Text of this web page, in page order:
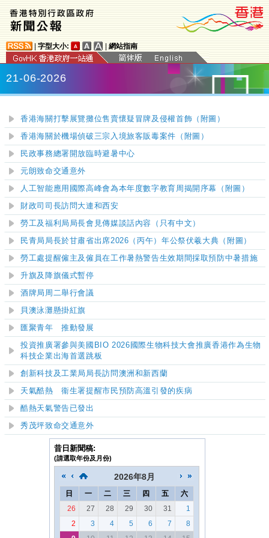
字型大小: 網站指南
21-06-2026
香港海關打擊展覽攤位售賣懷疑冒牌及侵權首飾（附圖）
香港海關於機場偵破三宗入境旅客販毒案件（附圖）
民政事務總署開放臨時避暑中心
元朗致命交通意外
人工智能應用國際高峰會為本年度數字教育周揭開序幕（附圖）
財政司司長訪問大連和西安
勞工及福利局局長會見傳媒談話內容（只有中文）
民青局局長於甘肅省出席2026（丙午）年公祭伏羲大典（附圖）
勞工處提醒僱主及僱員在工作暑熱警告生效期間採取預防中暑措施
升旗及降旗儀式暫停
酒牌局周二舉行會議
貝澳泳灘懸掛紅旗
匯聚青年 推動發展
投資推廣署參與美國BIO 2026國際生物科技大會推廣香港作為生物
科技企業出海首選跳板
創新科技及工業局局長訪問澳洲和新西蘭
天氣酷熱 衞生署提醒市民預防高溫引發的疾病
酷熱天氣警告已發出
秀茂坪致命交通意外
昔日新聞稿:
(請選取年份及月份)
2026年8月
日 一 二 三 四 五
六
26
27 28 29 30 31
1
2
3 4 5 6 7
8